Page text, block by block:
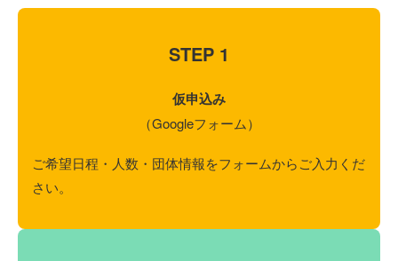
STEP 1
仮申込み
（Googleフォーム）
ご希望日程・人数・団体情報をフォームからご入力くだ
さい。